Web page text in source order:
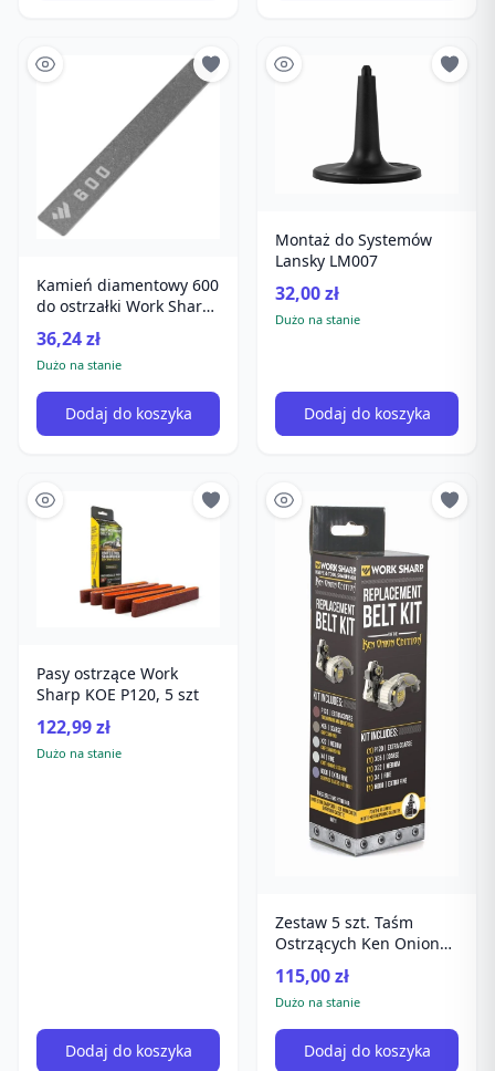
Kamień diamentowy 600
do ostrzałki Work Sharp
Precision Adjust
36,24 zł
Dużo na stanie
Dodaj do koszyka
Montaż do Systemów
Lansky LM007
32,00 zł
Dużo na stanie
Dodaj do koszyka
Pasy ostrzące Work
Sharp KOE P120, 5 szt
122,99 zł
Dużo na stanie
Dodaj do koszyka
Zestaw 5 szt. Taśm
Ostrzących Ken Onion
115,00 zł
Dużo na stanie
Dodaj do koszyka